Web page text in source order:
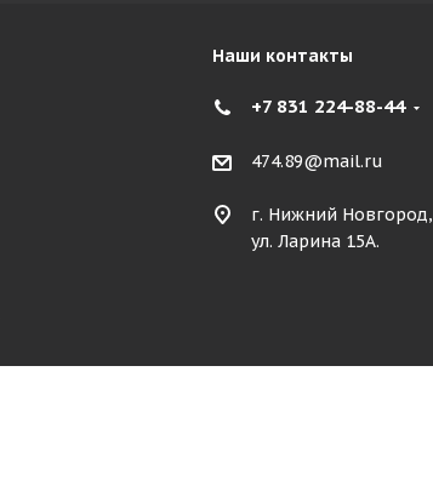
Наши контакты
+7 831 224-88-44
474.89@mail.ru
г. Нижний Новгород,
ул. Ларина 15А.